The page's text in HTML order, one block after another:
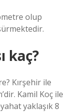
olup
kaç?
Kırşehir ile
Kamil Koç ile
yaklaşık 8